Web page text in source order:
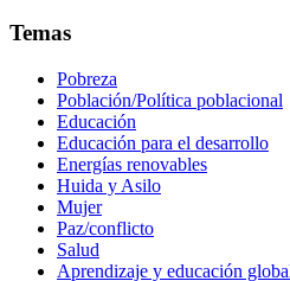
Temas
Pobreza
Población/Política poblacional
Educación
Educación para el desarrollo
Energías renovables
Huida y Asilo
Mujer
Paz/conflicto
Salud
Aprendizaje y educación